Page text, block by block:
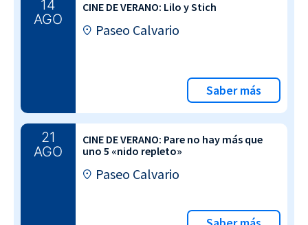
14
AGO
CINE DE VERANO: Lilo y Stich
Paseo Calvario
Saber más
21
AGO
CINE DE VERANO: Pare no hay más que
uno 5 «nido repleto»
Paseo Calvario